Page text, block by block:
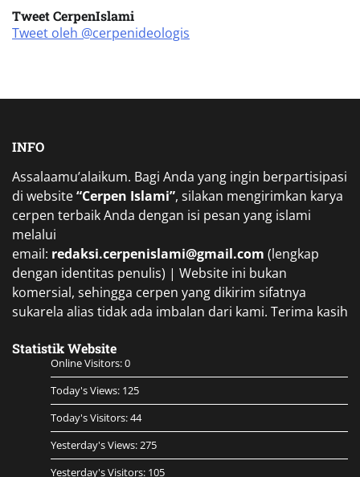
Tweet CerpenIslami
Tweet oleh @cerpenideologis
INFO
Assalaamu’alaikum. Bagi Anda yang ingin berpartisipasi
di website“Cerpen Islami”, silakan mengirimkan karya
cerpen terbaik Anda dengan isi pesan yang islami
melalui
email: redaksi.cerpenislami@gmail.com (lengkap
dengan identitas penulis) | Website ini bukan
komersial, sehingga cerpen yang dikirim sifatnya
sukarela alias tidak ada imbalan dari kami. Terima kasih
Statistik Website
Online Visitors:0
Today's Views: 125
Today's Visitors:44
Yesterday's Views:275
Yesterday's Visitors: 105